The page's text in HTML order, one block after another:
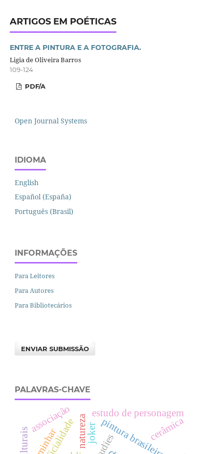
ARTIGOS EM POÉTICAS
ENTRE A PINTURA E A FOTOGRAFIA.
Ligia de Oliveira Barros
109-124
PDF/A
Open Journal Systems
IDIOMA
English
Español (España)
Português (Brasil)
INFORMAÇÕES
Para Leitores
Para Autores
Para Bibliotecários
ENVIAR SUBMISSÃO
PALAVRAS-CHAVE
pintura brasileira
estudo de personagem
natureza
associação joker
caminhar cerâmica